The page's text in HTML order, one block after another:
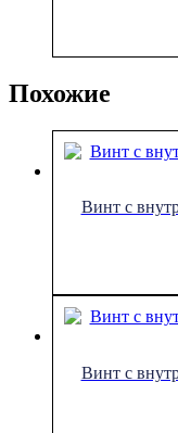
Похожие
Винт с
Винт с